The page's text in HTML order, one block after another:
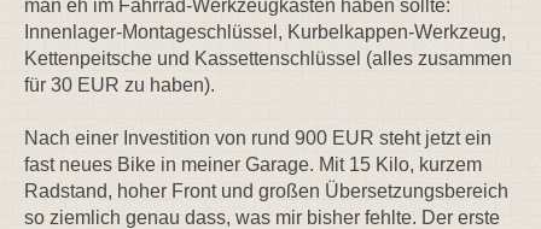
man eh im Fahrrad-Werkzeugkasten haben sollte:
Innenlager-Montageschlüssel, Kurbelkappen-Werkzeug,
Kettenpeitsche und Kassettenschlüssel (alles zusammen
für 30 EUR zu haben).
Nach einer Investition von rund 900 EUR steht jetzt ein
fast neues Bike in meiner Garage. Mit 15 Kilo, kurzem
Radstand, hoher Front und großen Übersetzungsbereich
so ziemlich genau dass, was mir bisher fehlte. Der erste